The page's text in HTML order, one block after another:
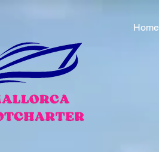
Home